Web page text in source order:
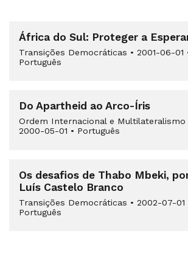
África do Sul: Proteger a
Transições Democráticas • 2001-06-01
Português
Do Apartheid ao Arco-Íris
Ordem Internacional e Multilateralismo
2000-05-01 • Português
Os desafios de Thabo Mbeki,
Luís Castelo Branco
Transições Democráticas • 2002-07-01
Português